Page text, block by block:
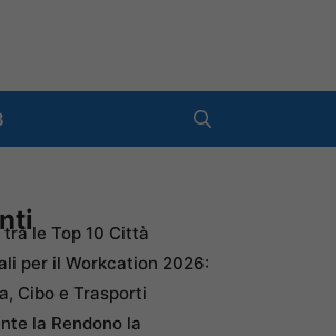
tra le Top 10 Città
per il Workcation 2026:
Cibo e Trasporti
la Rendono la